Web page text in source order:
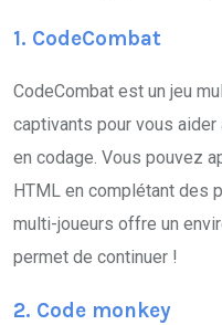
1. CodeCombat
CodeCombat est un jeu
captivants pour vous
en codage. Vous pouvez
HTML en complétant des
multi-joueurs offre un
permet de continuer !
2. Code monkey